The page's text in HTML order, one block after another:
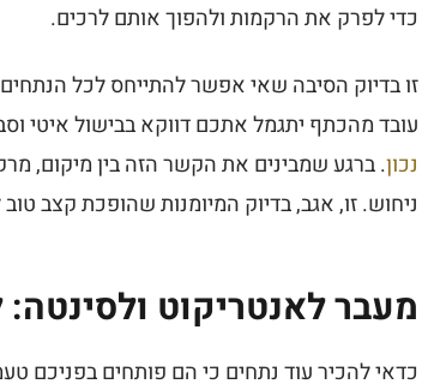
כדי לפרק את הרקמות ולהפוך אותם לרכים.
זו בדיוק הסיבה שאי אפשר להתייחס לכל
עובד מהכתף יתגמל אתכם דווקא בבישול איטי
נכון. ברגע שמבינים את הקשר הזה בין מיקום,
ניחוש. זו, אגב, בדיוק המיומנות שהופכת קצב טוב
מעבר לאנטריקוט
כדאי להכיר עוד נתחים כי הם פותחים בפניכם